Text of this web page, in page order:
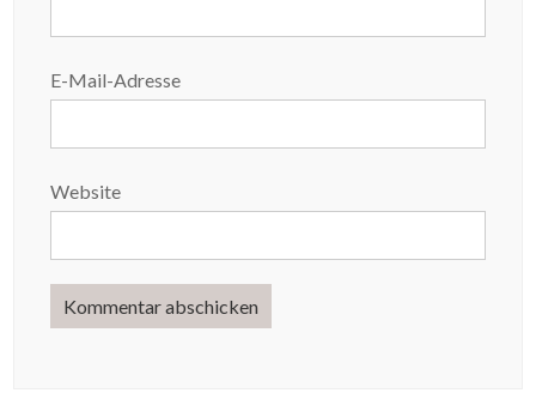
E-Mail-Adresse
Website